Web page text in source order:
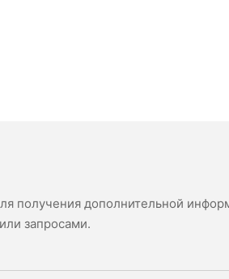
получения дополнительной
запросами.